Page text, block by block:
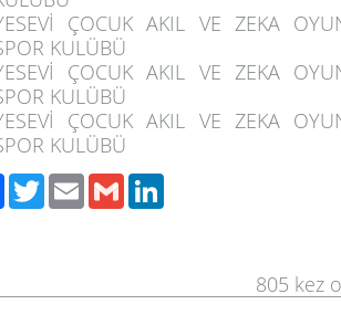
ÇOCUK AKIL VE ZEKA
KULÜBÜ
ÇOCUK AKIL VE ZEKA
KULÜBÜ
ÇOCUK AKIL VE ZEKA
KULÜBÜ
Facebook
TwitterEmailGmail
805 kez